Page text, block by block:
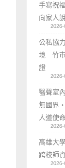
手寫祝
向家人
公私協
境 竹市
證
醫聲室
無國界
人道使
高雄大
跨校師